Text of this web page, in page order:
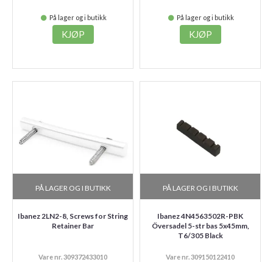
På lager og i butikk
KJØP
På lager og i butikk
KJØP
PÅ LAGER OG I BUTIKK
Ibanez 2LN2-8, Screws for String
Retainer Bar
Vare nr. 309372433010
PÅ LAGER OG I BUTIKK
Ibanez 4N4563502R-PBK
Översadel 5-str bas 5x45mm,
T6/305 Black
Vare nr. 309150122410